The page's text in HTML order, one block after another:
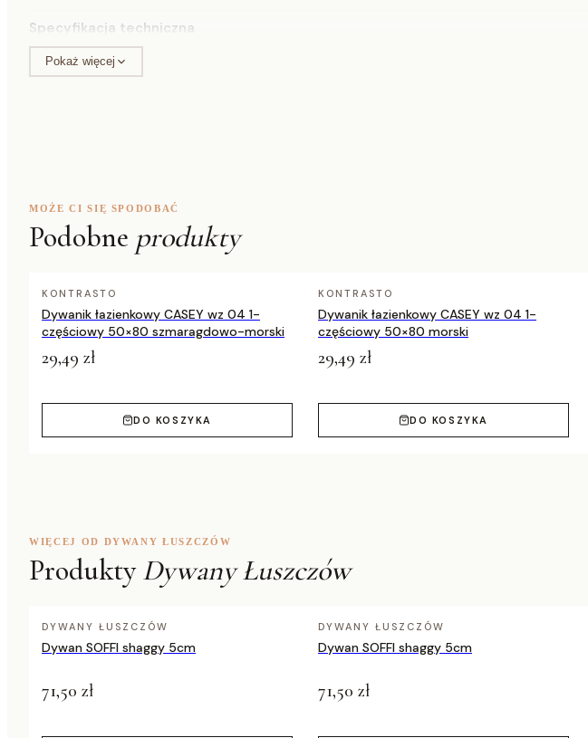
Specyfikacja techniczna
Materiał
Długość runa 5 cm (ok. 50 mm)
Pokaż więcej
MOŻE CI SIĘ SPODOBAĆ
Podobne produkty
KONTRASTO
Dywanik łazienkowy CASEY wz 04 1-
częściowy 50×80 szmaragdowo-morski
29,49 zł
DO KOSZYKA
KONTRASTO
Dywanik łazienkowy CASEY wz 04 1-
częściowy 50×80 morski
29,49 zł
DO KOSZYKA
WIĘCEJ OD DYWANY ŁUSZCZÓW
Produkty Dywany Łuszczów
DYWANY ŁUSZCZÓW
Dywan SOFFI shaggy 5cm
71,50 zł
DYWANY ŁUSZCZÓW
Dywan SOFFI shaggy 5cm
71,50 zł